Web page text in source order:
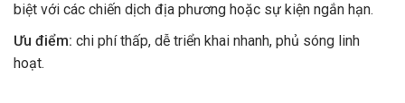
biệt với các chiến dịch địa phương hoặc sự kiện ngắn hạn.
Ưu điểm: chi phí thấp, dễ triển khai nhanh, phủ sóng linh
hoạt.